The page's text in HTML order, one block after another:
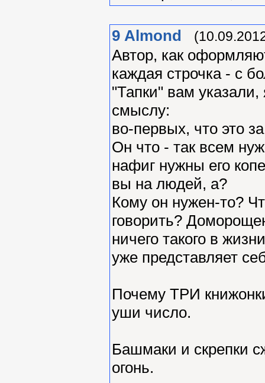
9 Almond
Автор, как
каждая строчка - с
"Тапки" вам
смыслу:
во-первых, что это
Он что - так всем
нафиг нужны его
вы на людей, а?
Кому он нужен-то?
говорить?
ничего такого в
уже представляет
Почему ТРИ
уши число.
Башмаки и скрепки
огонь.